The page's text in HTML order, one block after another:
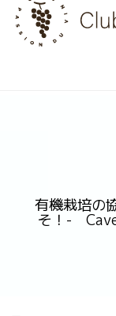
Skip
content
有機栽培の
そ！-